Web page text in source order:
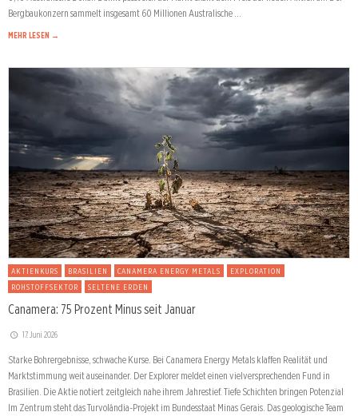
Bergbaukonzern sammelt insgesamt 60 Millionen Australische …
MEHR LESEN →
AKTIENKURS BRASILIEN CANAMERA ENERGY METALS
EXPLORATION
ROHSTOFFSEKTOR
SELTENE ERDEN
Canamera: 75 Prozent Minus seit Januar
17. Juni 2026
Starke Bohrergebnisse, schwache Kurse. Bei Canamera Energy Metals klaffen Realität und
Marktstimmung weit auseinander. Der Explorer meldet einen vielversprechenden Fund in
Brasilien. Die Aktie notiert zeitgleich nahe ihrem Jahrestief. Tiefe Schichten bringen Potenzial
Im Zentrum steht das Turvolândia-Projekt im Bundesstaat Minas Gerais. Das geologische Team